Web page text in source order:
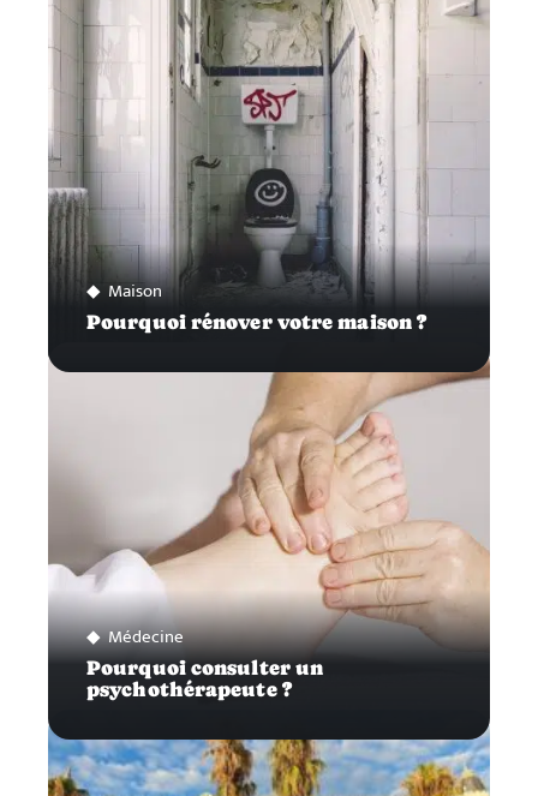
Maison
Pourquoi rénover votre maison ?
Médecine
Pourquoi consulter un
psychothérapeute ?